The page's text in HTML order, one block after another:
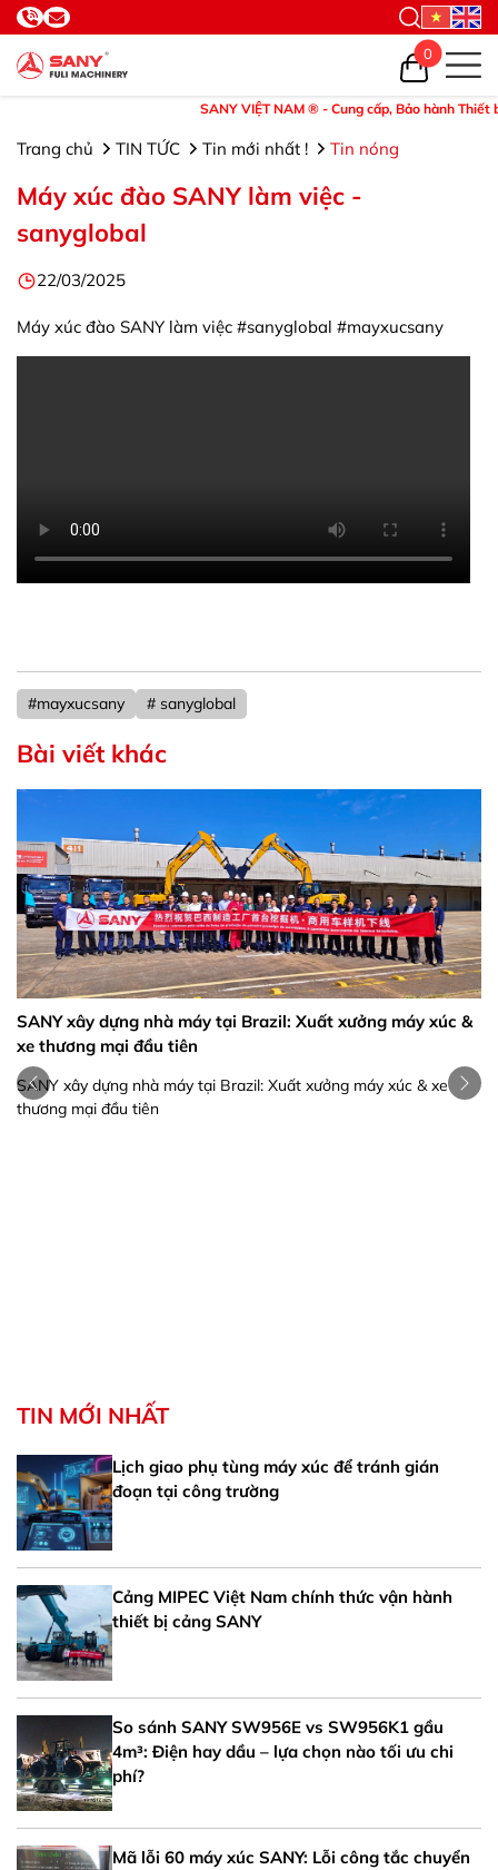
SANY VIỆT NAM ® - Cung cấp, Bảo hành Thiết bị
0
Trang chủ TIN TỨC Tin mới nhất ! Tin nóng
Máy xúc đào SANY làm việc -
sanyglobal
22/03/2025
Máy xúc đào SANY làm việc #sanyglobal #mayxucsany
#mayxucsany # sanyglobal
Bài viết khác
SANY xây dựng nhà máy tại Brazil: Xuất xưởng máy xúc &
xe thương mại đầu tiên
SANY xây dựng nhà máy tại Brazil: Xuất xưởng máy xúc & xe
thương mại đầu tiên
TIN MỚI NHẤT
Lịch giao phụ tùng máy xúc để tránh gián
đoạn tại công trường
Cảng MIPEC Việt Nam chính thức vận hành
thiết bị cảng SANY
So sánh SANY SW956E vs SW956K1 gầu
4m³: Điện hay dầu – lựa chọn nào tối ưu chi
phí?
Mã lỗi 60 máy xúc SANY: Lỗi công tắc chuyển